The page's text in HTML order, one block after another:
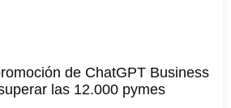
de ChatGPT Business
las 12.000 pymes